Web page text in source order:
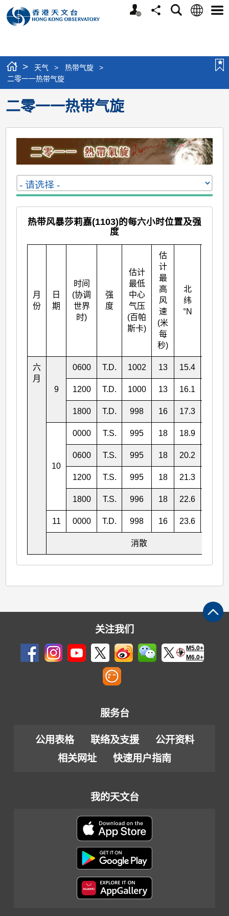
个
分
搜
语
选
> 天气 > 热带气旋
>
二零一一热带气旋
二零一一热带气旋
热带风暴莎莉嘉(1103)的每六小时位置及强
度
月
份
日
期
时间
(协调
世界
时)
强
度
估计
最低
中心
气压
(百帕
斯卡)
估
计
最
高
风
速
(米
每
秒)
北
纬
°N
六
月
9
0600 T.D. 1002 13 15.4
1200 T.D. 1000 13 16.1
1800 T.D. 998 16 17.3
10
0000 T.S. 995 18 18.9
0600 T.S. 995 18 20.2
1200 T.S. 995 18 21.3
1800 T.S. 996 18 22.6
11 0000 T.D. 998 16 23.6
消散
关注我们
M5.0+
M6.0+
服务台
公用表格 联络及支援
公开资料
相关网址
快速用户指南
我的天文台